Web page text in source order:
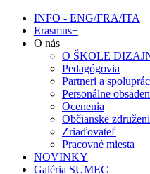
INFO - ENG/FRA/ITA
Erasmus+
O nás
O ŠKOLE
Pedagógovia
Partneri a
Personálne
Ocenenia
Občianske
Zriaďovateľ
Pracovné miesta
NOVINKY
Galéria SUMEC